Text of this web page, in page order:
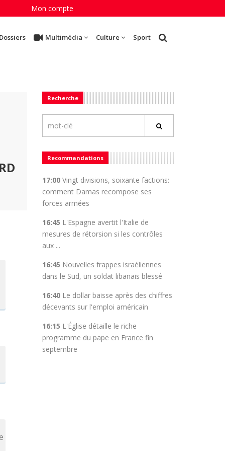
Mon compte
Multimédia Culture Sport
Recherche
Recommandations
17:00Vingt divisions, soixante factions:
comment Damas recompose ses
forces armées
16:45 L'Espagne avertit l'Italie de
mesures de rétorsion si les contrôles
aux ...
16:45 Nouvelles frappes israéliennes
dans le Sud, un soldat libanais blessé
16:40Le dollar baisse après des chiffres
décevants sur l'emploi américain
16:15 L'Église détaille le riche
programme du pape en France fin
septembre